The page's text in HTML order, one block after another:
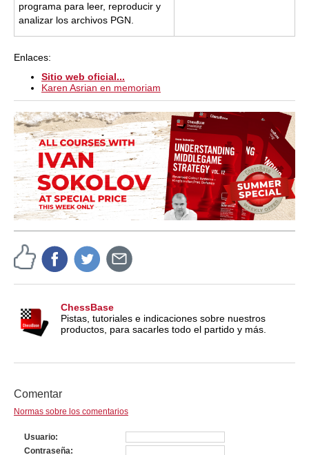
programa para leer, reproducir y
analizar los archivos PGN.
Enlaces:
Sitio web oficial...
Karen Asrian en memoriam
ChessBase
Pistas, tutoriales e indicaciones sobre nuestros
productos, para sacarles todo el partido y más.
Comentar
Normas sobre los comentarios
Usuario
Contraseña